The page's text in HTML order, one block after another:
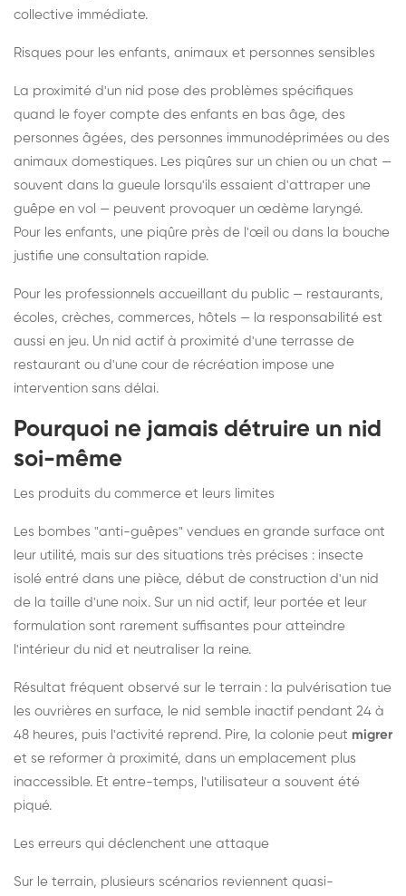
collective immédiate.
Risques pour les enfants, animaux et personnes sensibles
La proximité d'un nid pose des problèmes spécifiques
quand le foyer compte des enfants en bas âge, des
personnes âgées, des personnes immunodéprimées ou des
animaux domestiques. Les piqûres sur un chien ou un chat —
souvent dans la gueule lorsqu'ils essaient d'attraper une
guêpe en vol — peuvent provoquer un œdème laryngé.
Pour les enfants, une piqûre près de l'œil ou dans la bouche
justifie une consultation rapide.
Pour les professionnels accueillant du public — restaurants,
écoles, crèches, commerces, hôtels — la responsabilité est
aussi en jeu. Un nid actif à proximité d'une terrasse de
restaurant ou d'une cour de récréation impose une
intervention sans délai.
Pourquoi ne jamais détruire un nid
soi-même
Les produits du commerce et leurs limites
Les bombes "anti-guêpes" vendues en grande surface ont
leur utilité, mais sur des situations très précises : insecte
isolé entré dans une pièce, début de construction d'un nid
de la taille d'une noix. Sur un nid actif, leur portée et leur
formulation sont rarement suffisantes pour atteindre
l'intérieur du nid et neutraliser la reine.
Résultat fréquent observé sur le terrain : la pulvérisation tue
les ouvrières en surface, le nid semble inactif pendant 24 à
48 heures, puis l'activité reprend. Pire, la colonie peut migrer
et se reformer à proximité, dans un emplacement plus
inaccessible. Et entre-temps, l'utilisateur a souvent été
piqué.
Les erreurs qui déclenchent une attaque
Sur le terrain, plusieurs scénarios reviennent quasi-